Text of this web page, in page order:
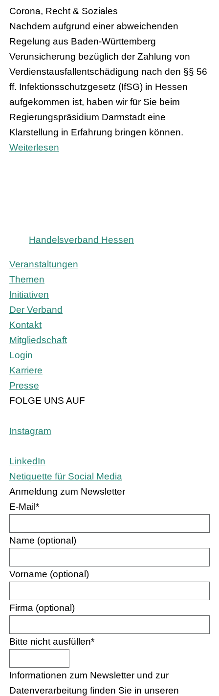
Corona, Recht & Soziales
Nachdem aufgrund einer abweichenden
Regelung aus Baden-Württemberg
Verunsicherung bezüglich der Zahlung von
Verdienstausfallentschädigung nach den §§ 56
ff. Infektionsschutzgesetz (IfSG) in Hessen
aufgekommen ist, haben wir für Sie beim
Regierungspräsidium Darmstadt eine
Klarstellung in Erfahrung bringen können.
Weiterlesen
Handelsverband Hessen
Veranstaltungen
Themen
Initiativen
Der Verband
Kontakt
Mitgliedschaft
Login
Karriere
Presse
FOLGE UNS AUF
Instagram
LinkedIn
Netiquette für Social Media
Anmeldung zum Newsletter
E-Mail*
Name (optional)
Vorname (optional)
Firma (optional)
Bitte nicht ausfüllen*
Informationen zum Newsletter und zur
Datenverarbeitung finden Sie in unseren